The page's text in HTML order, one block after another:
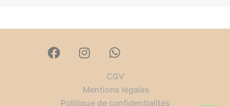
CGV
Mentions légales
Politique de confidentialités